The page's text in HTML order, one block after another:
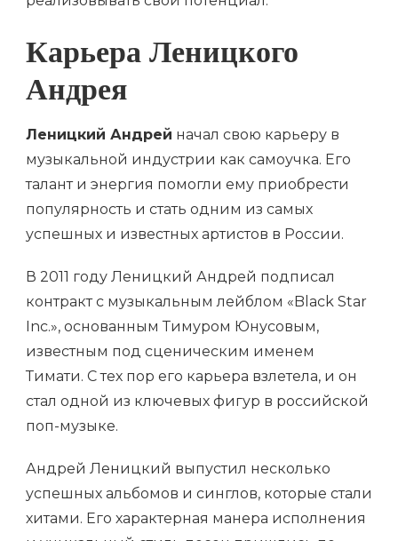
Карьера Леницкого
Андрея
Леницкий Андрей начал свою карьеру в
музыкальной индустрии как самоучка. Его
талант и энергия помогли ему приобрести
популярность и стать одним из самых
успешных и известных артистов в России.
В 2011 году Леницкий Андрей подписал
контракт с музыкальным лейблом «Black Star
Inc.», основанным Тимуром Юнусовым,
известным под сценическим именем
Тимати. С тех пор его карьера взлетела, и он
стал одной из ключевых фигур в российской
поп-музыке.
Андрей Леницкий выпустил несколько
успешных альбомов и синглов, которые стали
хитами. Его характерная манера исполнения